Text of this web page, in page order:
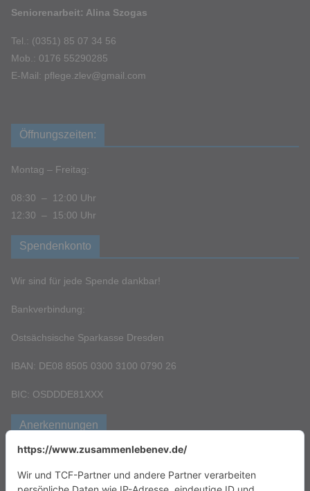
Seniorenarbeit: Alina Szogas
Tel.: (0351) 85 07 34 56
Mob.: 0176 55290285
E-Mail: pflege.zlev@gmail.com
Öffnungszeiten:
Montag – Freitag:
08:30 – 12:00 Uhr
12:30 – 15:00 Uhr
Spendenkonto
Wir sind für jede Spende dankbar!
Bankverbindung:
Ostsächsische Sparkasse Dresden
IBAN: DE08 8505 0300 3100 0790 26
BIC: OSDDDE81XXX
Anerkennungen